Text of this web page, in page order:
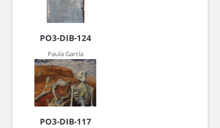
PO3-DIB-124
Paula García
PO3-DIB-117